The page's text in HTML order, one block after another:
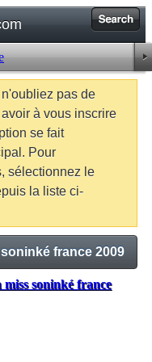
pas de
à vous inscrire
se fait
Pour
sélectionnez le
la liste ci-
france 2009
soninké france